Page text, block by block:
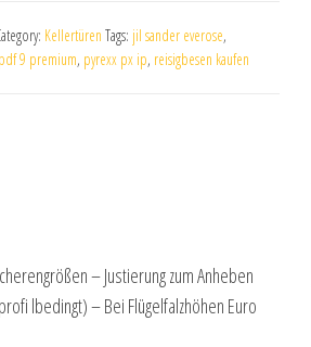
Kellertüren Tags: jil sander everose,
9 premium, pyrexx px ip, reisigbesen kaufen
– Justierung zum Anheben
lbedingt) – Bei Flügelfalzhöhen Euro